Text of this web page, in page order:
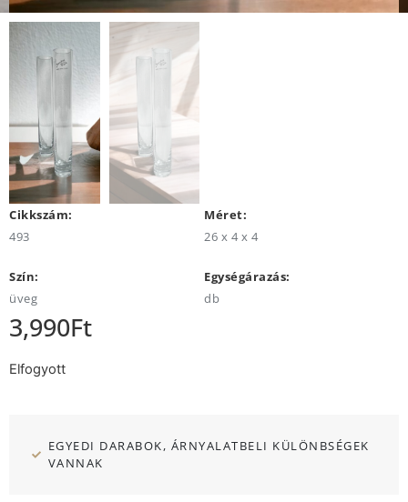
Cikkszám:
493
Méret:
26 x 4 x 4
Szín:
üveg
Egységárazás:
db
3,990Ft
Elfogyott
EGYEDI DARABOK, ÁRNYALATBELI KÜLÖNBSÉGEK
VANNAK